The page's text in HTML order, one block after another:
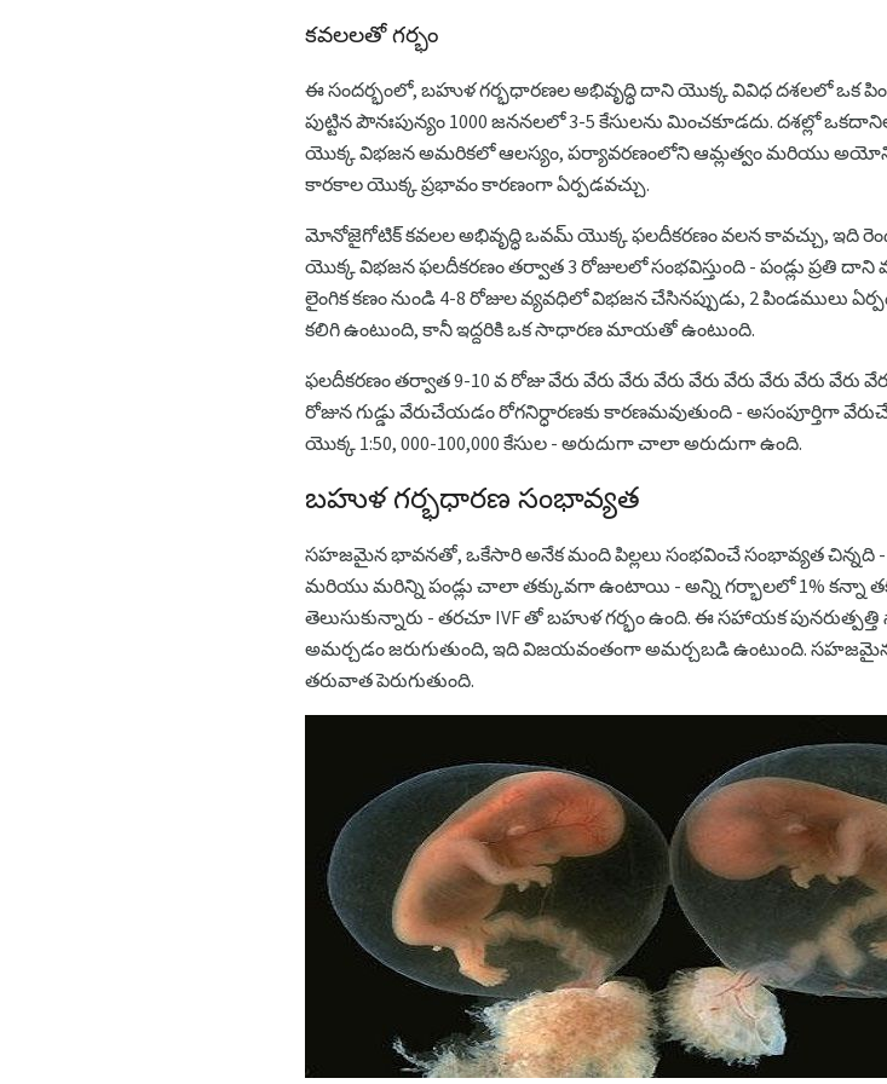
కవలలతో గర్భం
ఈ సందర్భంలో, బహుళ గర్భధారణల అభివృద్ధి దాని యొక్క వివిధ దశలలో ఒక
పుట్టిన పౌనఃపున్యం 1000 జననలలో 3-5 కేసులను మించకూడదు. దశల్లో
యొక్క విభజన అమరికలో ఆలస్యం, పర్యావరణంలోని ఆమ్లత్వం మరియు
కారకాల యొక్క ప్రభావం కారణంగా ఏర్పడవచ్చు.
మోనోజైగోటిక్ కవలల అభివృద్ధి ఒవమ్ యొక్క ఫలదీకరణం వలన కావచ్చు, ఇది రెండు
యొక్క విభజన ఫలదీకరణం తర్వాత 3 రోజులలో సంభవిస్తుంది - పండ్లు
లైంగిక కణం నుండి 4-8 రోజుల వ్యవధిలో విభజన చేసినప్పుడు, 2
కలిగి ఉంటుంది, కానీ ఇద్దరికి ఒక సాధారణ మాయతో ఉంటుంది.
ఫలదీకరణం తర్వాత 9-10 వ రోజు వేరు వేరు వేరు వేరు వేరు వేరు వేరు వేరు
రోజున గుడ్డు వేరుచేయడం రోగనిర్ధారణకు కారణమవుతుంది - అసంపూర్తిగా
యొక్క 1:50, 000-100,000 కేసుల - అరుదుగా చాలా అరుదుగా ఉంది.
బహుళ గర్భధారణ సంభావ్యత
సహజమైన భావనతో, ఒకేసారి అనేక మంది పిల్లలు సంభవించే సంభావ్యత చిన్నది -
మరియు మరిన్ని పండ్లు చాలా తక్కువగా ఉంటాయి - అన్ని గర్భాలలో 1% కన్నా
తెలుసుకున్నారు - తరచూ IVF తో బహుళ గర్భం ఉంది. ఈ సహాయక
అమర్చడం జరుగుతుంది, ఇది విజయవంతంగా అమర్చబడి ఉంటుంది.
తరువాత పెరుగుతుంది.